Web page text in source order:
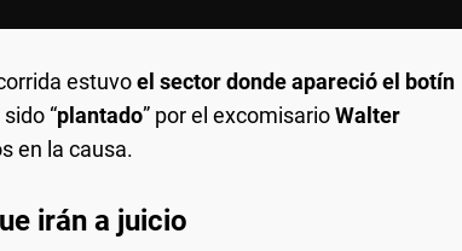
estuvoel sector donde apareció el botín
“plantado” por el excomisarioWalter
en la causa.
irán a juicio